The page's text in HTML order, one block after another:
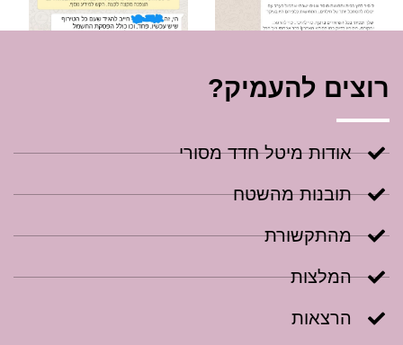
רוצים להעמיק?
אודות מיטל חדד מסורי
תובנות מהשטח
מהתקשורת
המלצות
הרצאות